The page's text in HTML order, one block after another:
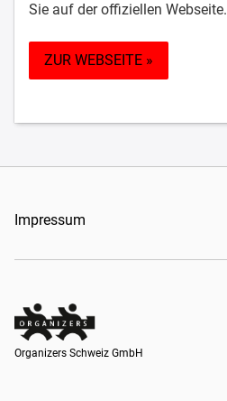
Sie auf der offiziellen Webseite.
ZUR WEBSEITE »
Impressum
Organizers Schweiz GmbH
Organizers Schweiz GmbH